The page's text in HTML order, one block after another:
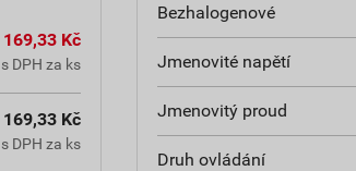
169,33 Kč
s DPH za ks
169,33 Kč
s DPH za ks
Bezhalogenové
Jmenovité napětí
Jmenovitý proud
Druh ovládání